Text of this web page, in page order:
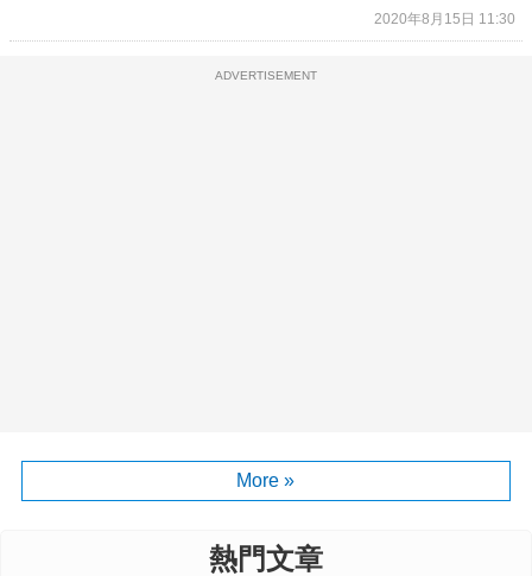
2020年8月15日 11:30
ADVERTISEMENT
More »
熱門文章